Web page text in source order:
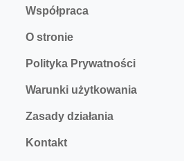
Współpraca
O stronie
Polityka Prywatności
Warunki użytkowania
Zasady działania
Kontakt